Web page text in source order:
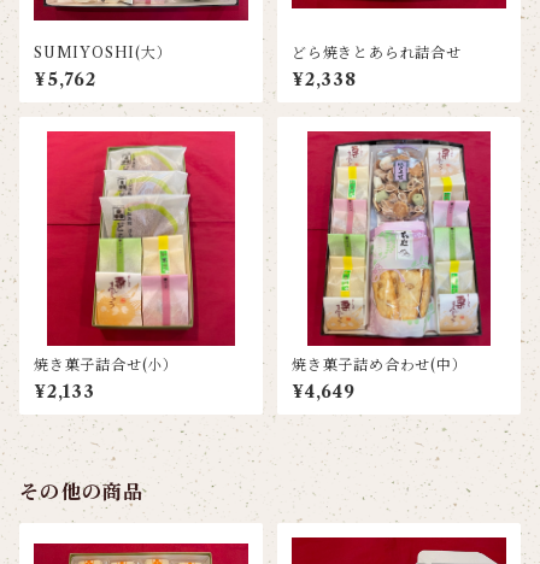
SUMIYOSHI(大）
¥5,762
どら焼きとあられ詰合せ
¥2,338
焼き菓子詰合せ(小）
¥2,133
焼き菓子詰め合わせ(中）
¥4,649
その他の商品